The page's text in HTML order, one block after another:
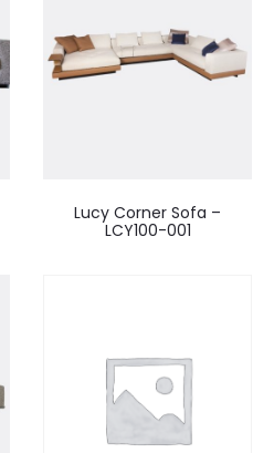
Lucy Corner Sofa –
LCY100-001